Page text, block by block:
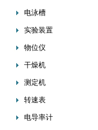
电泳槽
实验装置
物位仪
干燥机
测定机
转速表
电导率计